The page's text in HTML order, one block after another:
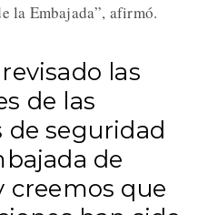
la Embajada”, afirmó.
las
de las
de seguridad
de
creemos que